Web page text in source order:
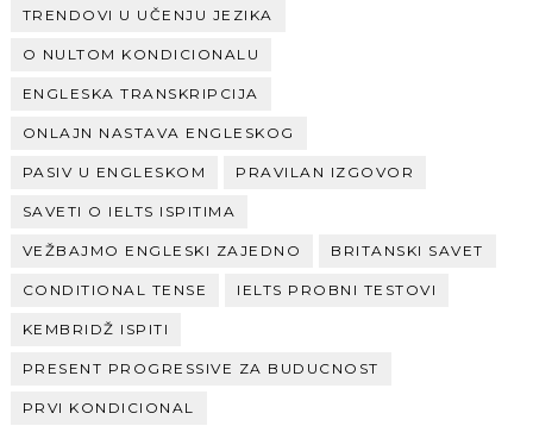
TRENDOVI U UČENJU JEZIKA
O NULTOM KONDICIONALU
ENGLESKA TRANSKRIPCIJA
ONLAJN NASTAVA ENGLESKOG
PASIV U ENGLESKOM PRAVILAN IZGOVOR
SAVETI O IELTS ISPITIMA
VEŽBAJMO ENGLESKI ZAJEDNO BRITANSKI SAVET
CONDITIONAL TENSE IELTS PROBNI TESTOVI
KEMBRIDŽ ISPITI
PRESENT PROGRESSIVE ZA BUDUCNOST
PRVI KONDICIONAL